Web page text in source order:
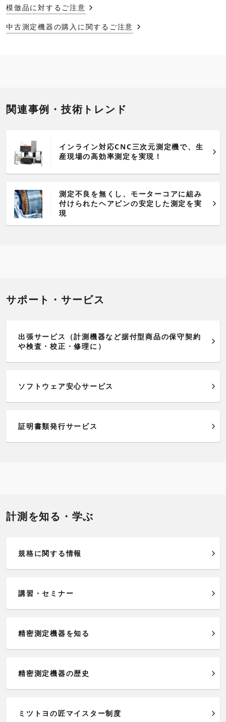
模倣品に対するご注意
中古測定機器の購入に関するご注意
関連事例・技術トレンド
インライン対応CNC三次元測定機で、生
産現場の高効率測定を実現！
測定不良を無くし、モーターコアに組み
付けられたヘアピンの安定した測定を実
現
サポート・サービス
出張サービス（計測機器など据付型商品の保守契約
や検査・校正・修理に）
ソフトウェア安心サービス
証明書類発行サービス
計測を知る・学ぶ
規格に関する情報
講習・セミナー
精密測定機器を知る
精密測定機器の歴史
ミツトヨの匠マイスター制度